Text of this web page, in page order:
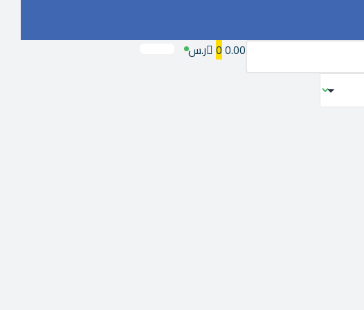
00.00ر.س